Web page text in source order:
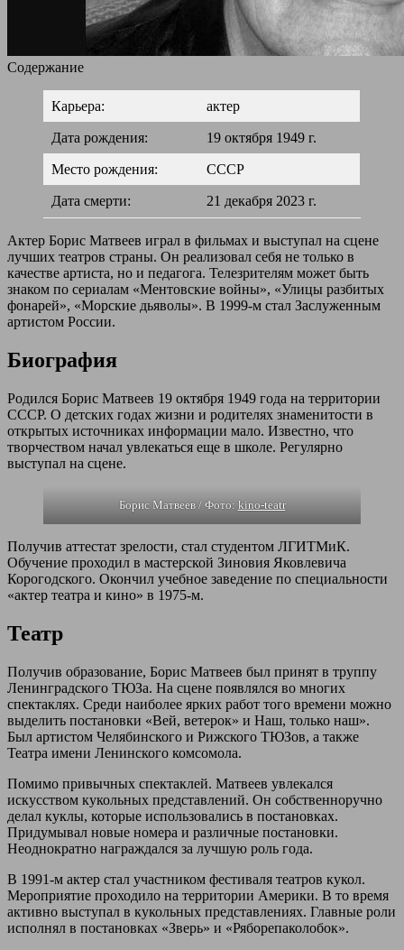
Содержание
Карьера: актер
Дата рождения: 19 октября 1949 г.
Место рождения: СССР
Дата смерти: 21 декабря 2023 г.
Актер Борис Матвеев играл в фильмах и выступал на сцене
лучших театров страны. Он реализовал себя не только в
качестве артиста, но и педагога. Телезрителям может быть
знаком по сериалам «Ментовские войны», «Улицы разбитых
фонарей», «Морские дьяволы». В 1999-м стал Заслуженным
артистом России.
Биография
Родился Борис Матвеев 19 октября 1949 года на территории
СССР. О детских годах жизни и родителях знаменитости в
открытых источниках информации мало. Известно, что
творчеством начал увлекаться еще в школе. Регулярно
выступал на сцене.
Борис Матвеев / Фото: kino-teatr
Получив аттестат зрелости, стал студентом ЛГИТМиК.
Обучение проходил в мастерской Зиновия Яковлевича
Корогодского. Окончил учебное заведение по специальности
«актер театра и кино» в 1975-м.
Театр
Получив образование, Борис Матвеев был принят в труппу
Ленинградского ТЮЗа. На сцене появлялся во многих
спектаклях. Среди наиболее ярких работ того времени можно
выделить постановки «Вей, ветерок» и Наш, только наш».
Был артистом Челябинского и Рижского ТЮЗов, а также
Театра имени Ленинского комсомола.
Помимо привычных спектаклей. Матвеев увлекался
искусством кукольных представлений. Он собственноручно
делал куклы, которые использовались в постановках.
Придумывал новые номера и различные постановки.
Неоднократно награждался за лучшую роль года.
В 1991-м актер стал участником фестиваля театров кукол.
Мероприятие проходило на территории Америки. В то время
активно выступал в кукольных представлениях. Главные роли
исполнял в постановках «Зверь» и «Ряборепаколобок».